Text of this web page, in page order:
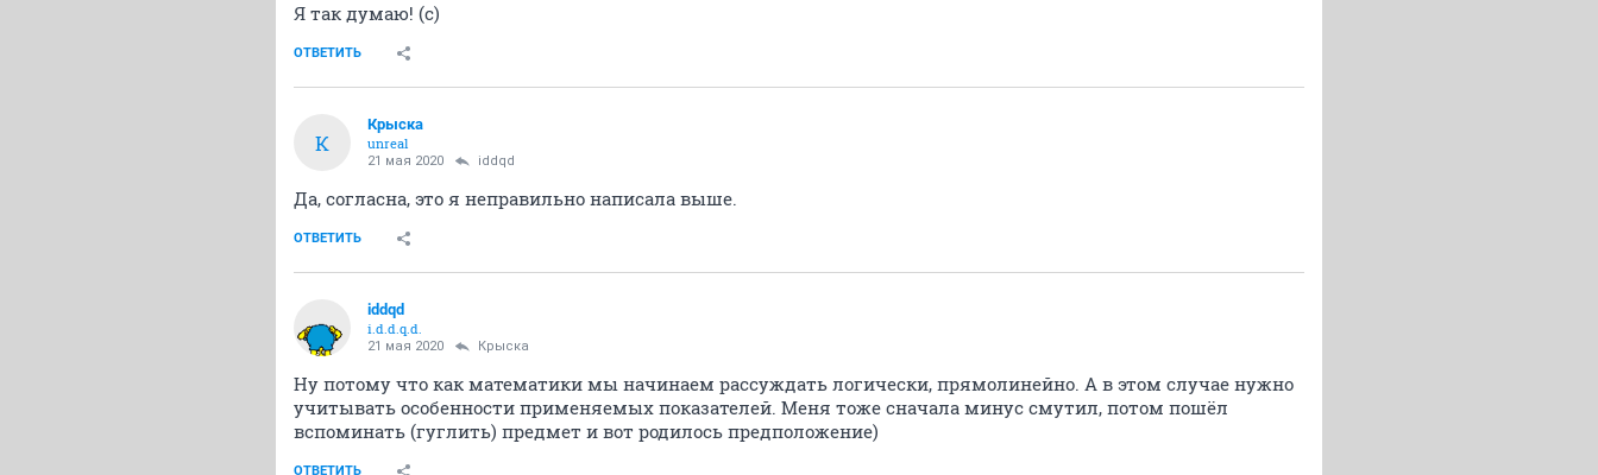
Я так думаю! (с)
ОТВЕТИТЬ
К
Крыска
unreal
21 мая 2020 iddqd
Да, согласна, это я неправильно написала выше.
ОТВЕТИТЬ
iddqd
i.d.d.q.d.
21 мая 2020 Крыска
Ну потому что как математики мы начинаем рассуждать логически, прямолинейно. А в этом случае нужно
учитывать особенности применяемых показателей. Меня тоже сначала минус смутил, потом пошёл
вспоминать (гуглить) предмет и вот родилось предположение)
ОТВЕТИТЬ